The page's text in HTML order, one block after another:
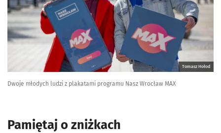
Tomasz Hołod
Dwoje młodych ludzi z plakatami programu Nasz Wrocław MAX
Pamiętaj o zniżkach